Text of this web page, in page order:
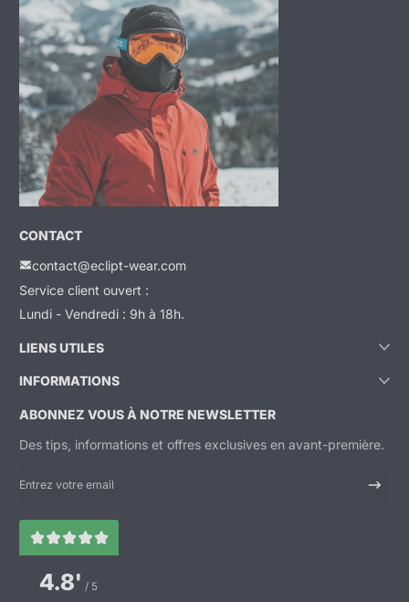
CONTACT
contact@eclipt-wear.com
Service client ouvert :
Lundi - Vendredi : 9h à 18h.
LIENS UTILES
INFORMATIONS
ABONNEZ VOUS À NOTRE NEWSLETTER
Des tips, informations et offres exclusives en avant-première.
Entrez votre email
4.8' / 5